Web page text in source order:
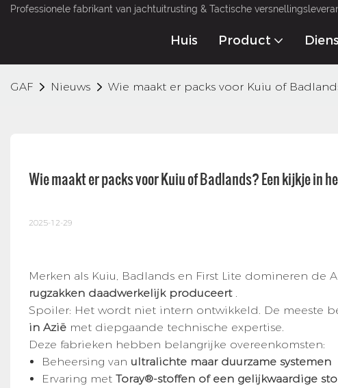
Professionele fabrikant van jachtuitrusting & Tactische
Huis Product
GAF Nieuws Wie maakt er packs voor Kuiu of
Wie maakt er packs voor Kuiu of Badlands? Een kijkje in
2025-12-29
Merken als Kuiu, Badlands en First Lite domineren de
rugzakken daadwerkelijk produceert.
Spoiler: Het wordt niet intern ontwikkeld. De meeste
in Aziëmet diepgaande technische expertise.
Deze fabrieken hebben belangrijke overeenkomsten:
Beheersing van ultralichte maar duurzame systemen
Ervaring metToray®-stoffen of een gelijkwaardige